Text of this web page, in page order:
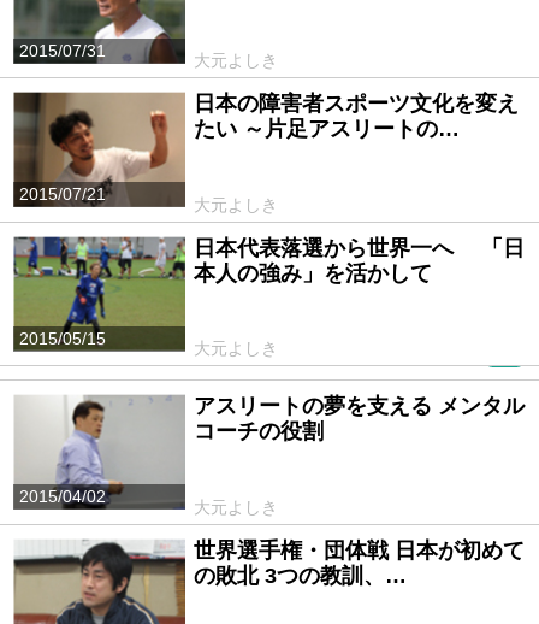
2015/07/31
大元よしき
2015/07/21
日本の障害者スポーツ文化を変え
たい ～片足アスリートの…
大元よしき
2015/05/15
日本代表落選から世界一へ 「日
本人の強み」を活かして
大元よしき
2015/04/02
アスリートの夢を支える メンタル
コーチの役割
大元よしき
世界選手権・団体戦 日本が初めて
の敗北 3つの教訓、…